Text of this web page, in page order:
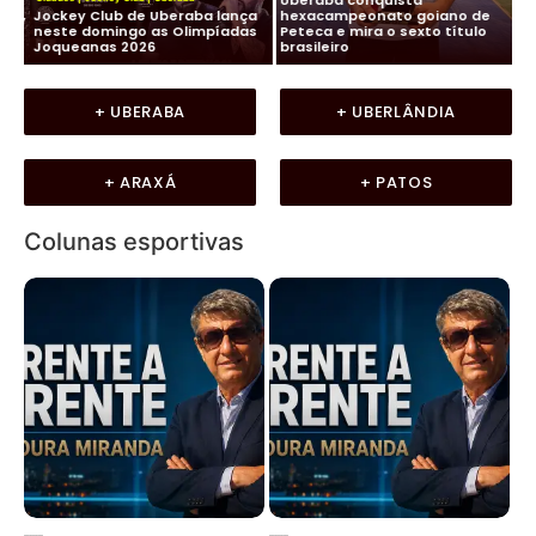
Jockey Club de Uberaba lança
neste domingo as Olimpíadas
Joqueanas 2026
hexacampeonato goiano de
Peteca e mira o sexto título
brasileiro
+ UBERABA + UBERLÂNDIA
+ ARAXÁ + PATOS
Colunas esportivas